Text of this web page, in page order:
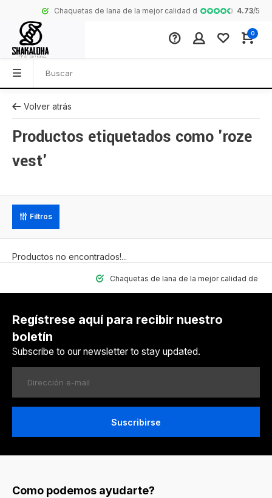
Chaquetas de lana de la mejor calidad de Nepal Colección
4.73/5
0
Volver atrás
Productos etiquetados como 'roze
vest'
Filtros
Productos no encontrados!...
Chaquetas de lana de la mejor calidad de Nepal
Regístrese aquí para recibir nuestro
boletín
Subscribe to our newsletter to stay updated.
Suscribirse
Como podemos ayudarte?